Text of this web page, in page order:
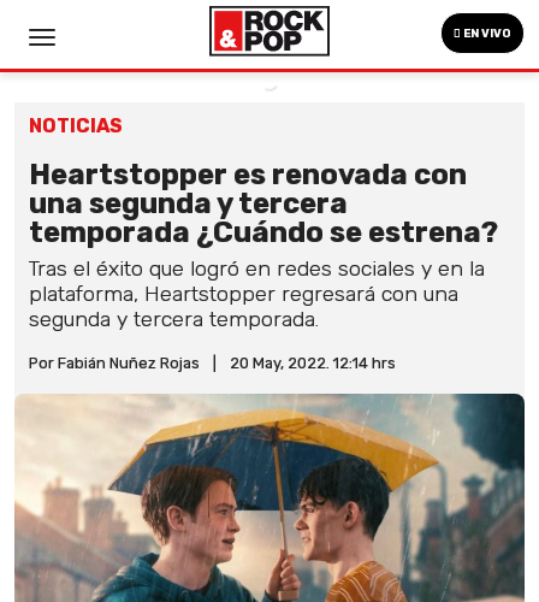
EN VIVO
NOTICIAS
Heartstopper es renovada con
una segunda y tercera
temporada ¿Cuándo se estrena?
Tras el éxito que logró en redes sociales y en la
plataforma, Heartstopper regresará con una
segunda y tercera temporada.
Por Fabián Nuñez Rojas 20 May, 2022. 12:14 hrs